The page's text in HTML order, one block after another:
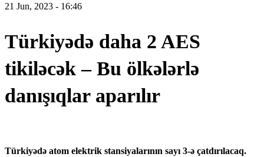
21 Jun, 2023 - 16:46
Türkiyədə daha 2 AES
tikiləcək – Bu ölkələrlə
danışıqlar aparılır
Türkiyədə atom elektrik stansiyalarının sayı 3-ə çatdırılacaq.